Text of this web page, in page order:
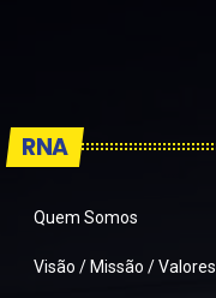
RNA
Quem Somos
Visão / Missão / Valores